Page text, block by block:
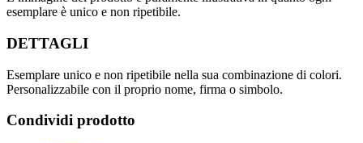
esemplare è unico e non ripetibile.
DETTAGLI
Esemplare unico e non ripetibile nella sua combinazione di colori.
Personalizzabile con il proprio nome, firma o simbolo.
Condividi prodotto